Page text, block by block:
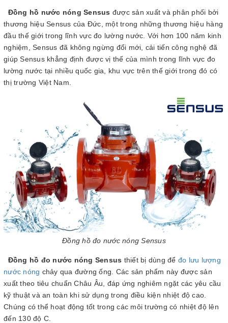
Đồng hồ nước nóng Sensus được sản xuất và phân phối bởi
thương hiệu Sensus của Đức, một trong những thương hiệu hàng
đầu thế giới trong lĩnh vực đo lường nước. Với hơn 100 năm kinh
nghiệm, Sensus đã không ngừng đổi mới, cải tiến công nghệ đã
giúp Sensus khẳng định được vị thế của mình trong lĩnh vực đo
lường nước tại nhiều quốc gia, khu vực trên thế giới trong đó có
thị trường Việt Nam.
Đồng hồ đo nước nóng Sensus
Đồng hồ đo nước nóng Sensus thiết bị dùng để đo lưu lượng
nước nóng chảy qua đường ống. Các sản phẩm này được sản
xuất theo tiêu chuẩn Châu Âu, đáp ứng nghiêm ngặt các yêu cầu
kỹ thuật và an toàn khi sử dụng trong điều kiện nhiệt độ cao.
Chúng có thể hoạt động tốt trong các môi trường có nhiệt độ lên
đến 130 độ C.